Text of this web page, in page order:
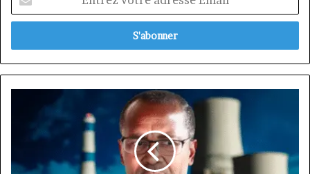
votre
adresse
l’ingénieur
qui